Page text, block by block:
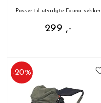
Passer til utvalgte Fauna sekker
299 ,-
-20%